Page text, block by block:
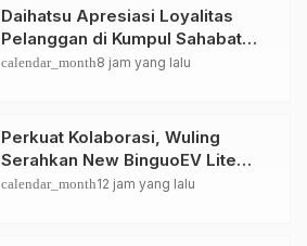
Daihatsu Apresiasi Loyalitas
Pelanggan di Kumpul Sahabat
Depok
calendar_month8 jam yang lalu
Perkuat Kolaborasi, Wuling
Serahkan New BinguoEV Lite
untuk GrabRentals
calendar_month12 jam yang lalu